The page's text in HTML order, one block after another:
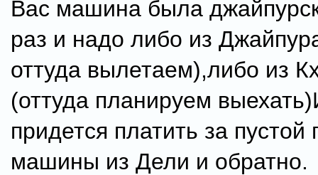
Вас машина была
раз и надо либо из
оттуда вылетаем),либо из
(оттуда планируем
придется платить за пустой
машины из Дели и обратно.